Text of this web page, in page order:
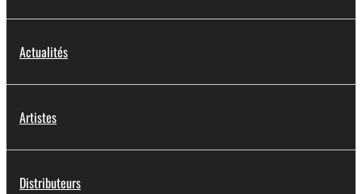
Actualités
Artistes
Distributeurs